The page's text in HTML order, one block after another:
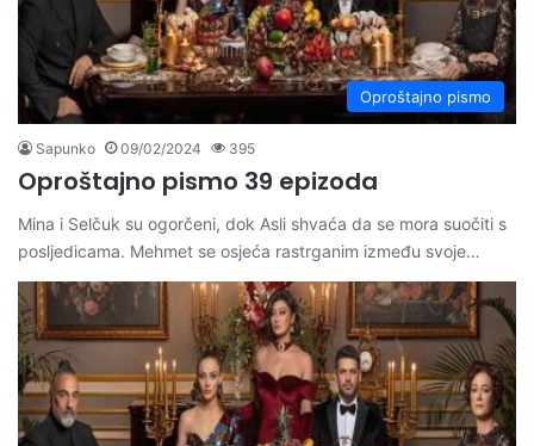
Oproštajno pismo
Sapunko 09/02/2024 395
Oproštajno pismo 39 epizoda
Mina i Selčuk su ogorčeni, dok Asli shvaća da se mora suočiti s
posljedicama. Mehmet se osjeća rastrganim između svoje…